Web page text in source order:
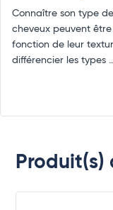
Connaître son type
cheveux peuvent
fonction de leur
différencier les types
Produit(s)